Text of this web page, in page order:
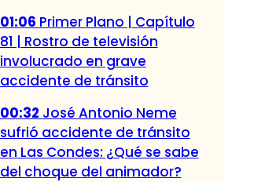
01:06 Primer Plano | Capítulo
81 | Rostro de televisión
involucrado en grave
accidente de tránsito
00:32 José Antonio Neme
sufrió accidente de tránsito
en Las Condes: ¿Qué se sabe
del choque del animador?